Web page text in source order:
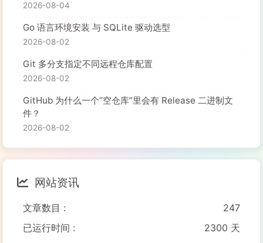
2026-08-04
Go 语言环境安装 与 SQLite 驱动选型
2026-08-02
Git 多分支指定不同远程仓库配置
2026-08-02
GitHub 为什么一个“空仓库”里会有 Release 二进制文
件？
2026-08-02
网站资讯
文章数目 :
247
已运行时间 :
2300 天